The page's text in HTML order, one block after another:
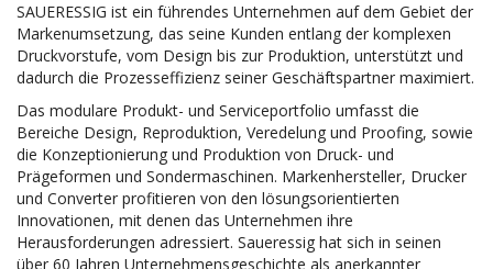
SAUERESSIG ist ein führendes Unternehmen auf dem Gebiet der
Markenumsetzung, das seine Kunden entlang der komplexen
Druckvorstufe, vom Design bis zur Produktion, unterstützt und
dadurch die Prozesseffizienz seiner Geschäftspartner maximiert.
Das modulare Produkt- und Serviceportfolio umfasst die
Bereiche Design, Reproduktion, Veredelung und Proofing, sowie
die Konzeptionierung und Produktion von Druck- und
Prägeformen und Sondermaschinen. Markenhersteller, Drucker
und Converter profitieren von den lösungsorientierten
Innovationen, mit denen das Unternehmen ihre
Herausforderungen adressiert. Saueressig hat sich in seinen
über 60 Jahren Unternehmensgeschichte als anerkannter